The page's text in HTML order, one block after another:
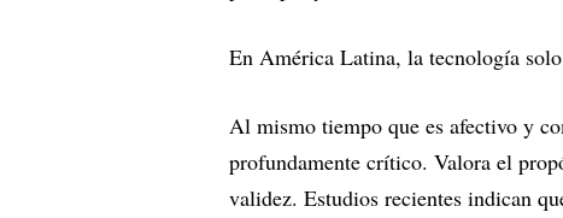
En América Latina, la tecnología
Al mismo tiempo que es afectivo y
profundamente crítico. Valora el
validez. Estudios recientes indican